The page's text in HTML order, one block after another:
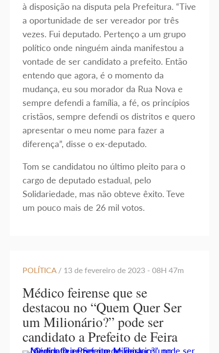
à disposição na disputa pela Prefeitura. “Tive
a oportunidade de ser vereador por três
vezes. Fui deputado. Pertenço a um grupo
político onde ninguém ainda manifestou a
vontade de ser candidato a prefeito. Então
entendo que agora, é o momento da
mudança, eu sou morador da Rua Nova e
sempre defendi a família, a fé, os princípios
cristãos, sempre defendi os distritos e quero
apresentar o meu nome para fazer a
diferença”, disse o ex-deputado.
Tom se candidatou no último pleito para o
cargo de deputado estadual, pelo
Solidariedade, mas não obteve êxito. Teve
um pouco mais de 26 mil votos.
POLÍTICA / 13 de fevereiro de 2023 - 08H 47m
Médico feirense que se
destacou no “Quem Quer Ser
um Milionário?” pode ser
candidato a Prefeito de Feira